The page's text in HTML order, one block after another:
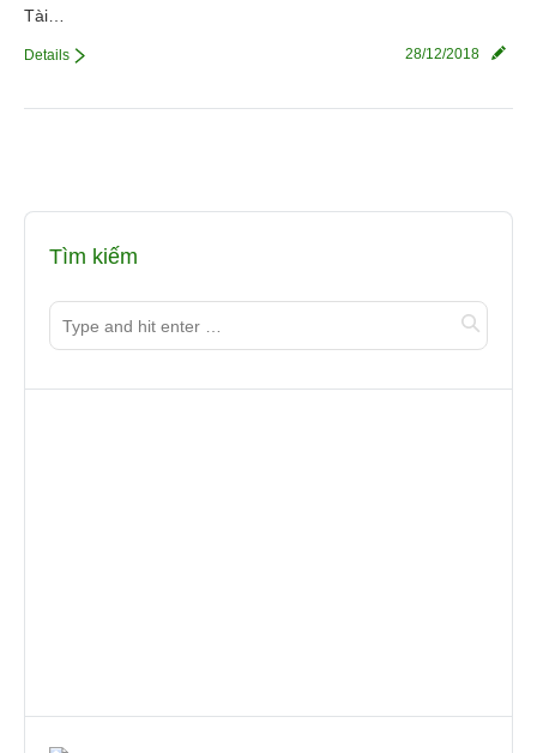
Tài…
28/12/2018
Details
Tìm kiếm